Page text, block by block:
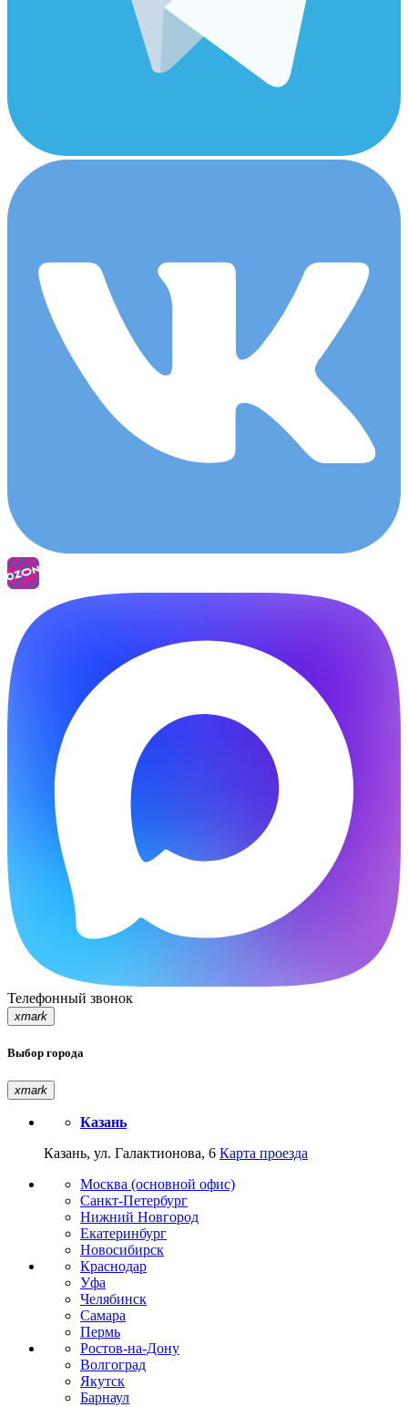
Телефонный звонок
xmark
Выбор города
xmark
Казань
Казань, ул. Галактионова, 6 Карта проезда
Москва (основной офис)
Санкт-Петербург
Нижний Новгород
Екатеринбург
Новосибирск
Краснодар
Уфа
Челябинск
Самара
Пермь
Ростов-на-Дону
Волгоград
Якутск
Барнаул